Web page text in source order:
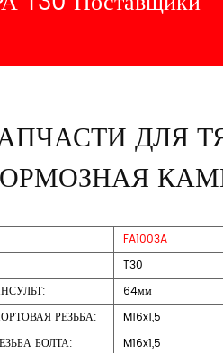
ДЛЯ
FA1003A
T30
64мм
РЕЗЬБА:
M16x1,5
БОЛТА:
M16x1,5